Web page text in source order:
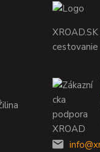
cestovanie